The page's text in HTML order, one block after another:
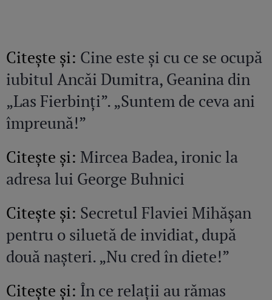
Citeşte şi: Cine este și cu ce se ocupă
iubitul Ancăi Dumitra, Geanina din
„Las Fierbinți”. „Suntem de ceva ani
împreună!”
Citeşte şi: Mircea Badea, ironic la
adresa lui George Buhnici
Citeşte şi: Secretul Flaviei Mihășan
pentru o siluetă de invidiat, după
două nașteri. „Nu cred în diete!”
Citeşte şi: În ce relații au rămas